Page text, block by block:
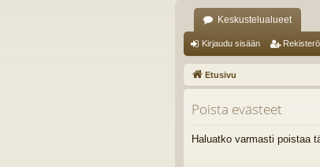
Keskustelualueet
Kirjaudu sisään
Etusivu
Poista evästeet
Haluatko varmasti poistaa